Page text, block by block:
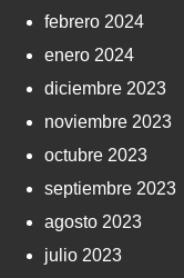
febrero 2024
enero 2024
diciembre 2023
noviembre 2023
octubre 2023
septiembre 2023
agosto 2023
julio 2023